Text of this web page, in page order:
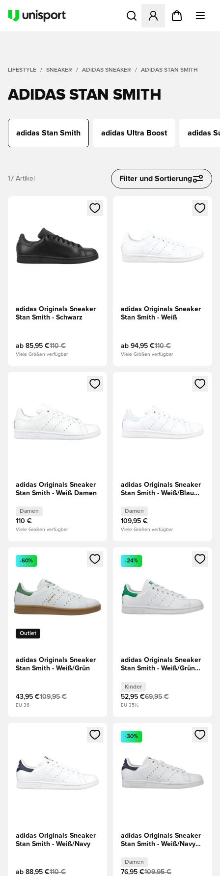
Öffnet ein neues Fenster
LIFESTYLE SNEAKER ADIDAS SNEAKER ADIDAS STAN SMITH
ADIDAS STAN SMITH
adidas Stan Smith adidas Ultra Boost adidas
17 Artikel Filter und Sortierung
Öffnet ein neues Fenster zum Anmelden oder Registrieren
adidas Originals Sneaker
Stan Smith - Schwarz
ab 85,95 €110 €
Viele Größen verfügbar
Öffnet ein neues Fenster
adidas Originals Sneaker
Stan Smith - Weiß
ab 94,95 €110 €
Viele Größen verfügbar
Öffnet ein neues Fenster zum Anmelden oder Registrieren
adidas Originals Sneaker
Stan Smith - Weiß Damen
Damen
110 €
Viele Größen verfügbar
Öffnet ein neues Fenster
adidas Originals Sneaker
Stan Smith - Weiß/Blau
Damen
109,95 €
Viele Größen verfügbar
Öffnet ein neues Fenster zum Anmelden oder Registrieren
Outlet
-60%
adidas Originals Sneaker
Stan Smith - Weiß/Grün
43,95 €109,95 €
EU 36
Öffnet ein neues Fenster
-24%
adidas Originals Sneaker
Stan Smith - Weiß/Grün
Kinder
52,95 €69,95 €
EU 35½
Öffnet ein neues Fenster zum Anmelden oder Registrieren
adidas Originals Sneaker
Stan Smith - Weiß/Navy
ab 88,95 €110 €
Öffnet ein neues Fenster
-30%
adidas Originals Sneaker
Stan Smith - Weiß/Navy
Damen
76,95 €109,95 €